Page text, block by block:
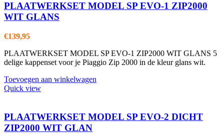
PLAATWERKSET MODEL SP EVO-1 ZIP2000
WIT GLANS
€139,95
PLAATWERKSET MODEL SP EVO-1 ZIP2000 WIT GLANS 5
delige kappenset voor je Piaggio Zip 2000 in de kleur glans wit.
Toevoegen aan winkelwagen
Quick view
PLAATWERKSET MODEL SP EVO-2 DICHT
ZIP2000 WIT GLAN